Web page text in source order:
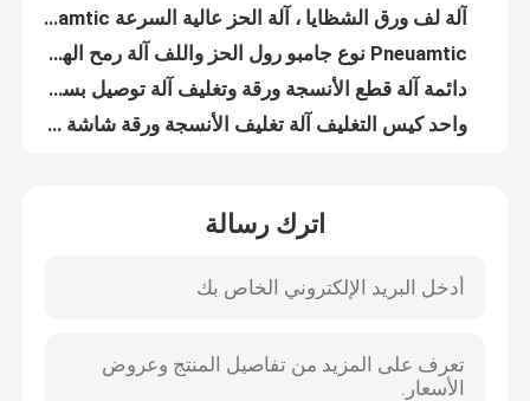
مراقبة الجودة
اتصل بنا
نسيج ورقة خطّ
آلة لف ورق الشظايا ، آلة الحز عالية السرعة Pneuamtic
Pneuamtic نوع جامبو رول الحز واللف آلة رمح الهواء عالية السعة
دائمة آلة قطع الأنسجة ورقة وتغليف آلة توصيل بسهولة
واحد كيس التغليف آلة تغليف الأنسجة ورقة شاشة تعمل باللمس معلمات إعداد
اترك رسالة